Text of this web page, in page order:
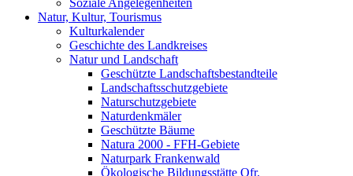
Soziale Angelegenheiten
Natur, Kultur, Tourismus
Kulturkalender
Geschichte des Landkreises
Natur und Landschaft
Geschützte Landschaftsbestandteile
Landschaftsschutzgebiete
Naturschutzgebiete
Naturdenkmäler
Geschützte Bäume
Natura 2000 - FFH-Gebiete
Naturpark Frankenwald
Ökologische Bildungsstätte Ofr.